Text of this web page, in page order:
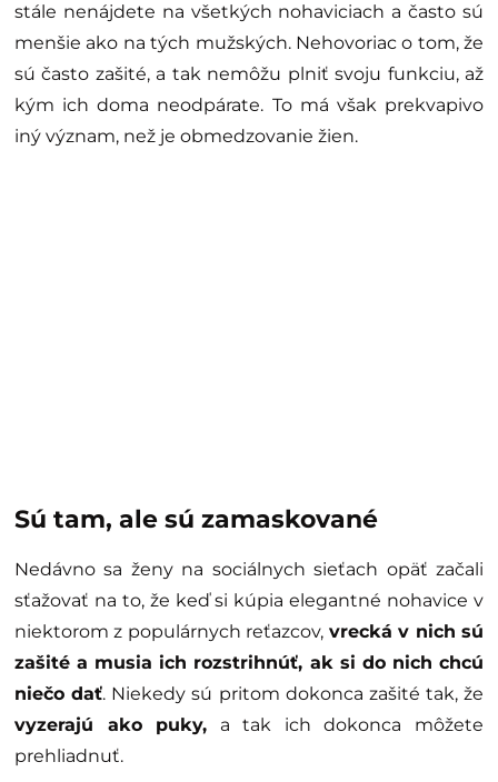
stále nenájdete na všetkých nohaviciach a často sú
menšie ako na tých mužských. Nehovoriac o tom, že
sú často zašité, a tak nemôžu plniť svoju funkciu, až
kým ich doma neodpárate. To má však prekvapivo
iný význam, než je obmedzovanie žien.
Sú tam, ale sú zamaskované
Nedávno sa ženy na sociálnych sieťach opäť začali
sťažovať na to, že keď si kúpia elegantné nohavice v
niektorom z populárnych reťazcov, vrecká v nich sú
zašité a musia ich rozstrihnúť, ak si do nich chcú
niečo dať. Niekedy sú pritom dokonca zašité tak, že
vyzerajú ako puky, a tak ich dokonca môžete
prehliadnuť.